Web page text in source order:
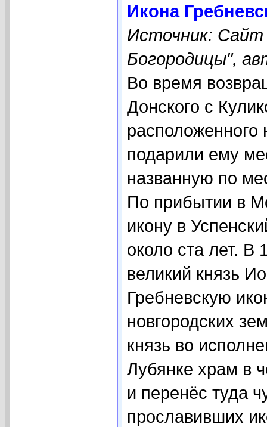
Икона
Источник: Сайт
Богородицы",
Во время
Донского с
расположенного
подарили ему
названную по
По прибытии в
икону в
около ста лет. В
великий князь
Гребневскую
новгородских
князь во
Лубянке храм в
и перенёс туда
прославивших